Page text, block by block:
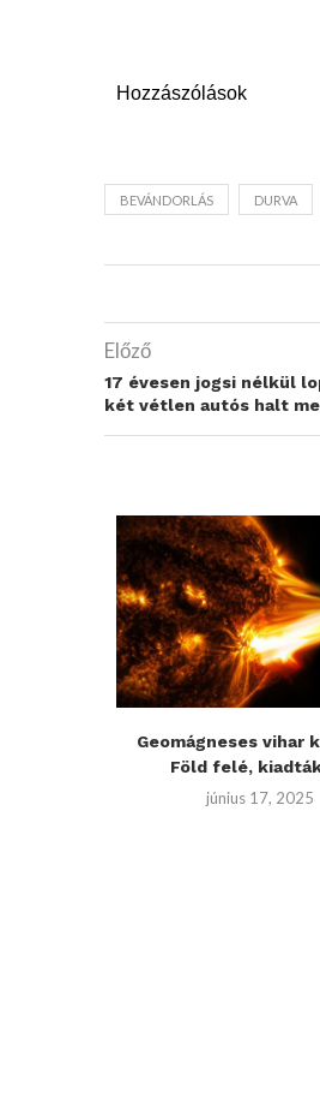
Hozzászólások
BEVÁNDORLÁS DURVA
Előző
17 évesen jogsi nélkül
két vétlen autós halt
Geomágneses vihar
Föld felé,
június 17, 2025